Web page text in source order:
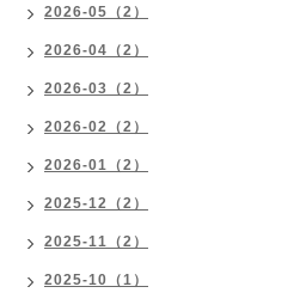
2026-05（2）
2026-04（2）
2026-03（2）
2026-02（2）
2026-01（2）
2025-12（2）
2025-11（2）
2025-10（1）